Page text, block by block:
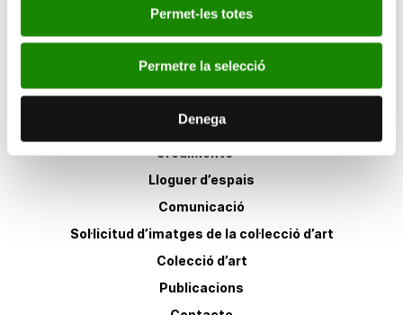
Permet-les totes
Permetre la selecció
Denega
Seguix-nos en:
Altres enllaços
CrediMonte ↗
Lloguer d’espais
Comunicació
Sol·licitud d’imatges de la col·lecció d’art
Colecció d’art
Publicacions